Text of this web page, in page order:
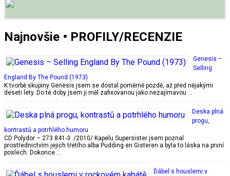
Najnovšie • PROFILY/RECENZIE
Genesis –
Selling
England By The Pound (1973)
K tvorbě skupiny Genesis jsem se dostal poměrně pozdě, až před nějakými
deseti lety. Do té doby jsem ji měl zafixovanou jako nezajímavou …
Deska plná
progu,
kontrastů a potrhlého humoru
CD Polydor – 273 841-3 /2010/ Kapelu Supersister jsem poznal
prostřednictvím jejich třetího alba Pudding en Gisteren a byla to láska na první
poslech. Dokonce …
Ďábel s houslemi v